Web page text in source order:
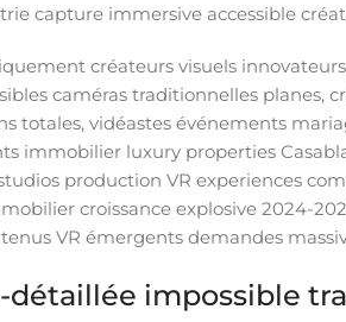
capture immersive accessible
créateurs visuels
caméras traditionnelles planes,
totales, vidéastes événements
luxury properties
production VR experiences
croissance explosive 2024-
VR émergents demandes
détaillée impossible